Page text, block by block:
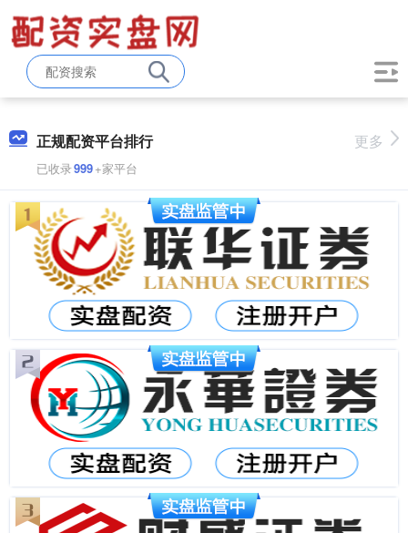
正规配资平台排行
已收录999+家平台
更多